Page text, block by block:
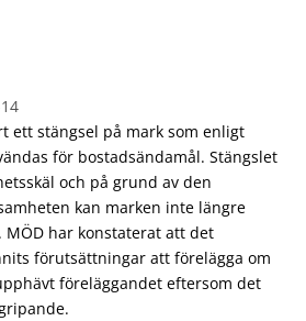
ett stängsel på mark som enligt
för bostadsändamål. Stängslet
och på grund av den
kan marken inte längre
har konstaterat att det
förutsättningar att förelägga om
föreläggandet eftersom det